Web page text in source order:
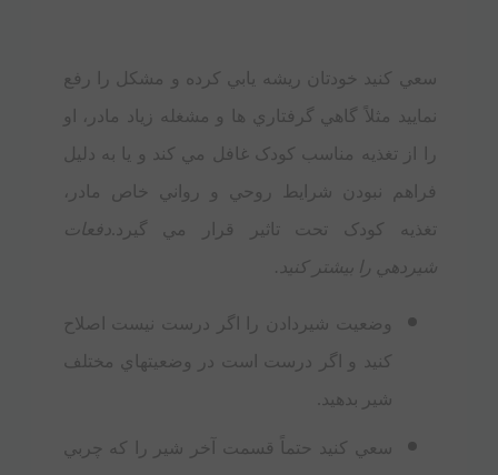
سعي کنيد خودتان ريشه يابي کرده و مشکل را رفع
نماييد مثلاً گاهي گرفتاري ها و مشغله زياد مادر، او
را از تغذيه مناسب کودک غافل مي کند و يا به دليل
فراهم نبودن شرايط روحي و رواني خاص مادر،
تغذيه کودک تحت تاثير قرار مي گيرد.دفعات
شيردهي را بيشتر کنيد.
وضعيت شيردادن را اگر درست نيست اصلاح
کنيد و اگر درست است در وضعيتهاي مختلف
شير بدهيد.
سعي کنيد حتماً قسمت آخر شير را که چربي